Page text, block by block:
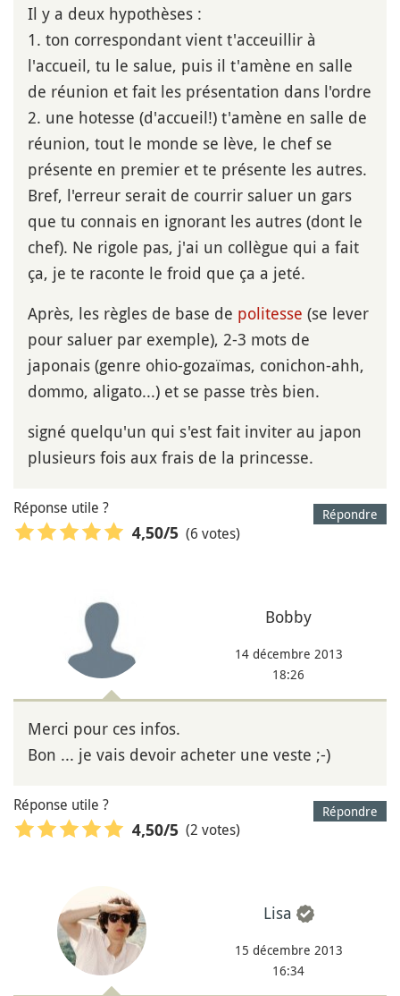
Il y a deux hypothèses :
1. ton correspondant vient t'acceuillir à
l'accueil, tu le salue, puis il t'amène en salle
de réunion et fait les présentation dans l'ordre
2. une hotesse (d'accueil!) t'amène en salle de
réunion, tout le monde se lève, le chef se
présente en premier et te présente les autres.
Bref, l'erreur serait de courrir saluer un gars
que tu connais en ignorant les autres (dont le
chef). Ne rigole pas, j'ai un collègue qui a fait
ça, je te raconte le froid que ça a jeté.
Après, les règles de base de politesse (se lever
pour saluer par exemple), 2-3 mots de
japonais (genre ohio-gozaïmas, conichon-ahh,
dommo, aligato...) et se passe très bien.
signé quelqu'un qui s'est fait inviter au japon
plusieurs fois aux frais de la princesse.
Répondre
Réponse utile ?
4,50/5 (6 votes)
Bobby
14 décembre 2013
18:26
Merci pour ces infos.
Bon ... je vais devoir acheter une veste ;-)
Répondre
Réponse utile ?
4,50/5 (2 votes)
Lisa
15 décembre 2013
16:34